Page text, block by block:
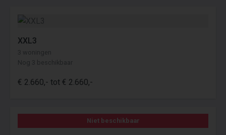
XXL3
3 woningen
Nog 3 beschikbaar
€ 2.660,- tot € 2.660,-
Niet beschikbaar